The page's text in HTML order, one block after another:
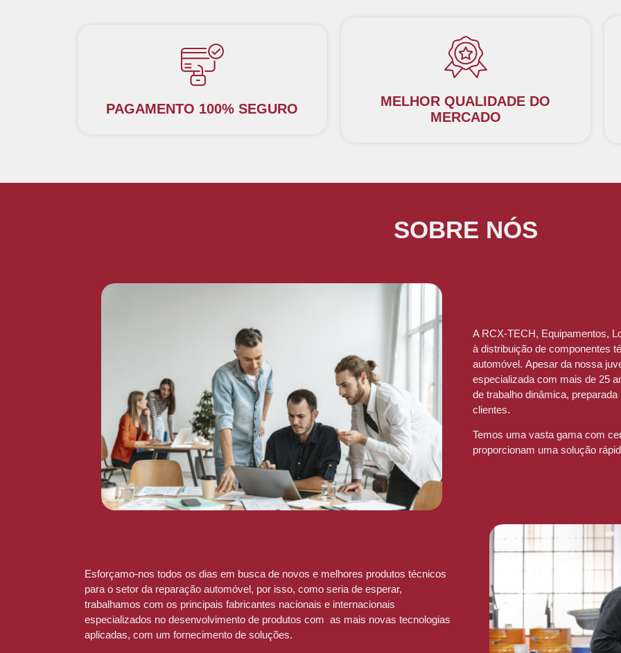
PAGAMENTO 100% SEGURO
MELHOR QUALIDADE DO
MERCADO
SOBRE NÓS
A RCX-TECH, Equipamentos,
à distribuição de componentes
automóvel. Apesar da nossa
especializada com mais de 25
de trabalho dinâmica,
clientes.
Temos uma vasta gama com
proporcionam uma solução
Esforçamo-nos todos os dias em busca de novos e melhores produtos técnicos
para o setor da reparação automóvel, por isso, como seria de esperar,
trabalhamos com os principais fabricantes nacionais e internacionais
especializados no desenvolvimento de produtos com as mais novas tecnologias
aplicadas, com um fornecimento de soluções.